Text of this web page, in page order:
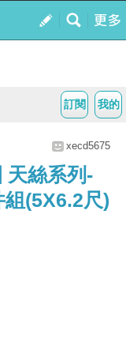
我的
訂閱
xecd5675
天絲系列-
(5X6.2尺)